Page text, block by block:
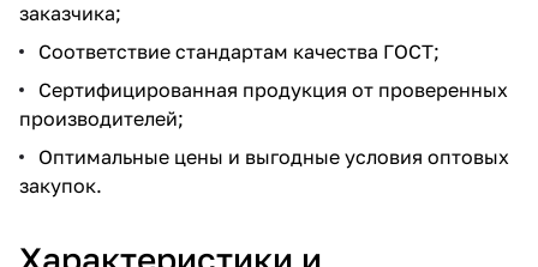
заказчика;
Соответствие стандартам качества ГОСТ;
Сертифицированная продукция от проверенных
производителей;
Оптимальные цены и выгодные условия оптовых
закупок.
Характеристики и